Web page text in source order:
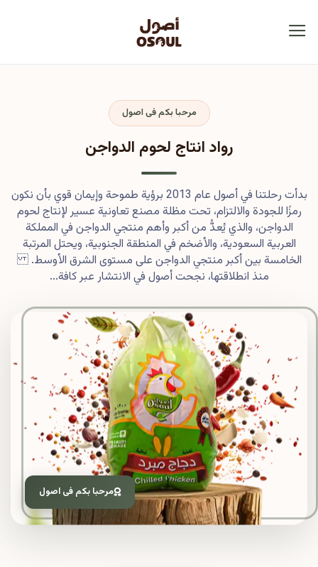
مرحبا بكم فى اصول
مرحبا بكم فى اصول
رواد انتاج لحوم الدواجن
بدأت رحلتنا في أصول عام 2013 برؤية طموحة وإيمان قوي بأن نكون
رمزًا للجودة والالتزام، تحت مظلة مصنع تعاونية عسير لإنتاج لحوم
الدواجن، والذي يُعدُّ من أكبر وأهم منتجي الدواجن في المملكة
العربية السعودية، والأضخم في المنطقة الجنوبية، ويحتل المرتبة
الخامسة بين أكبر منتجي الدواجن على مستوى الشرق الأوسط.
منذ انطلاقتها، نجحت أصول في الانتشار عبر كافة...